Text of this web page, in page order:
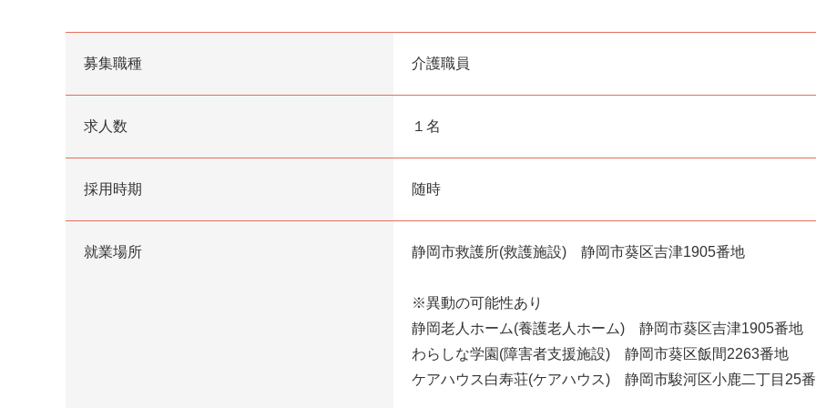
募集職種 介護職員
求人数 １名
採用時期 随時
就業場所 静岡市救護所(救護施設) 静岡市葵区吉津1905番地
※異動の可能性あり
静岡老人ホーム(養護老人ホーム) 静岡市葵区吉津1905番地
わらしな学園(障害者支援施設) 静岡市葵区飯間2263番地
ケアハウス白寿荘(ケアハウス) 静岡市駿河区小鹿二丁目25